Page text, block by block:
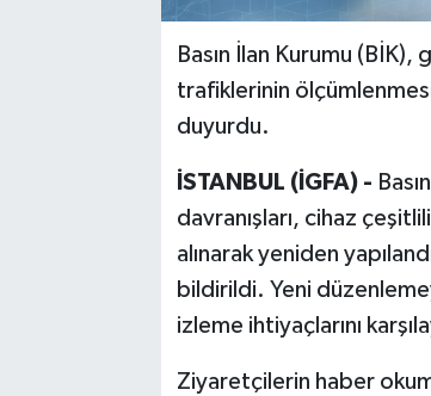
Basın İlan Kurumu
trafiklerinin
duyurdu.
İSTANBUL (İGFA) -
davranışları, cihaz
alınarak yeniden
bildirildi. Yeni
izleme ihtiyaçlarını
Ziyaretçilerin haber